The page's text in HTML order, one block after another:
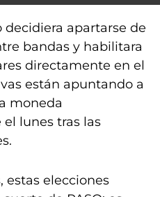
decidiera apartarse de
bandas y habilitara
directamente en el
están apuntando a
moneda
lunes tras las
estas elecciones